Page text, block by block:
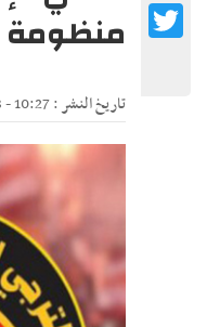
منظومة
تاريخ النشر : 10:27 - 2026/04/13
Twitter